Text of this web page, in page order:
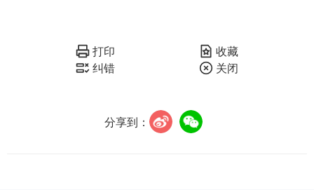
打印
收藏
纠错
关闭
分享到：